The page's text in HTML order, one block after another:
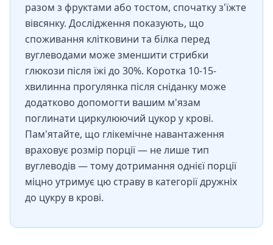
разом з фруктами або тостом, спочатку з'їжте
вівсянку. Дослідження показують, що
споживання клітковини та білка перед
вуглеводами може зменшити стрибки
глюкози після їжі до 30%. Коротка 10-15-
хвилинна прогулянка після сніданку може
додатково допомогти вашим м'язам
поглинати циркулюючий цукор у крові.
Пам'ятайте, що глікемічне навантаження
враховує розмір порції — не лише тип
вуглеводів — тому дотримання однієї порції
міцно утримує цю страву в категорії дружніх
до цукру в крові.